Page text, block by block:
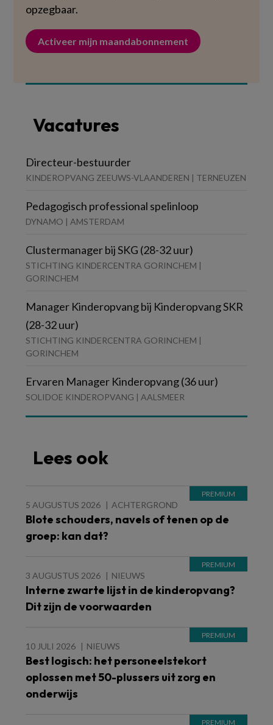
opzegbaar.
Activeer mijn maandabonnement
Vacatures
Directeur-bestuurder
KINDEROPVANG ZEEUWS-VLAANDEREN | TERNEUZEN
Pedagogisch professional spelinloop
DYNAMO | AMSTERDAM
Clustermanager bij SKG (28-32 uur)
STICHTING KINDERCENTRA GORINCHEM |
GORINCHEM
Manager Kinderopvang bij Kinderopvang SKR
(28-32 uur)
STICHTING KINDERCENTRA GORINCHEM |
GORINCHEM
Ervaren Manager Kinderopvang (36 uur)
SOLIDOE KINDEROPVANG | AALSMEER
Lees ook
5 AUGUSTUS 2026 ACHTERGROND
Blote schouders, navels of tenen op de
groep: kan dat?
3 AUGUSTUS 2026 NIEUWS
Interne zwarte lijst in de kinderopvang?
Dit zijn de voorwaarden
10 JULI 2026 NIEUWS
Best logisch: het personeelstekort
oplossen met 50-plussers uit zorg en
onderwijs